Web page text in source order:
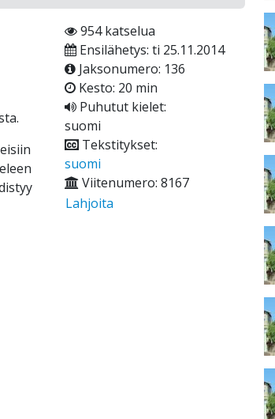
954 katselua
Ensilähetys: ti 25.11.2014
Jaksonumero: 136
Kesto: 20 min
Puhutut kielet:
suomi
Tekstitykset:
suomi
Viitenumero: 8167
Lahjoita